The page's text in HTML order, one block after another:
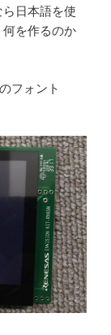
日本語を使
を作るのか
フォント